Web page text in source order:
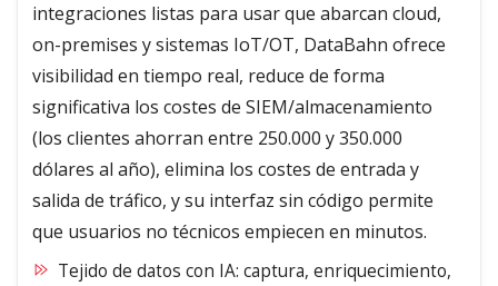
integraciones listas para usar que abarcan cloud,
on-premises y sistemas IoT/OT, DataBahn ofrece
visibilidad en tiempo real, reduce de forma
significativa los costes de SIEM/almacenamiento
(los clientes ahorran entre 250.000 y 350.000
dólares al año), elimina los costes de entrada y
salida de tráfico, y su interfaz sin código permite
que usuarios no técnicos empiecen en minutos.
Tejido de datos con IA: captura, enriquecimiento,